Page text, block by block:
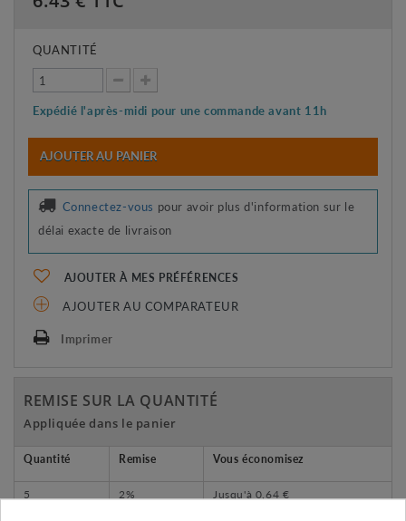
QUANTITÉ
Expédié l'après-midi pour une commande avant 11h
AJOUTER AU PANIER
Connectez-vous pour avoir plus d'information sur le
délai exacte de livraison
AJOUTER À MES PRÉFÉRENCES
AJOUTER AU COMPARATEUR
Imprimer
REMISE SUR LA QUANTITÉ
Appliquée dans le panier
Quantité Remise Vous économisez
5 2% Jusqu'à 0,64 €